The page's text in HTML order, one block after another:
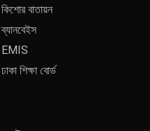
কিশোর বাতায়ন
ব্যানবেইস
EMIS
ঢাকা শিক্ষা বোর্ড